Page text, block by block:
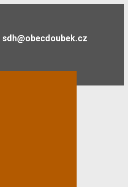
sdh@obecdoubek.cz